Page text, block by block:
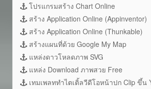
โปรแกรมสร้าง Chart Online
สร้าง Application Online (Appinventor)
สร้าง Application Online (Thunkable)
สร้างแผนที่ด้วย Google My Map
แหล่งดาวโหลดภาพ SVG
แหล่ง Download ภาพสวย Free
เทมเพลททำไตเติ้ลวีดีโอหน้าปก Clip ขึ้น